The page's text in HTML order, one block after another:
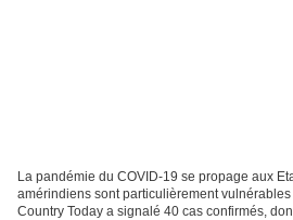
La pandémie du COVID-19 se propage aux
amérindiens sont particulièrement
Country Today a signalé 40 cas confirmés,